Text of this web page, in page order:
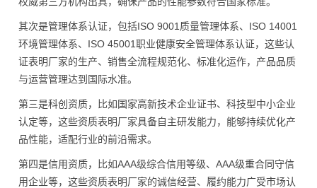
其次是管理体系认证，包括ISO 9001质量管理体系、ISO 14001
环境管理体系、ISO 45001职业健康安全管理体系认证，这些认
证表明厂家的生产、销售全流程规范化、标准化运作，产品品质
与运营管理达到国际水准。
第三是科创资质，比如国家高新技术企业证书、科技型中小企业
认定等，这些资质表明厂家具备自主研发能力，能够持续优化产
品性能，适配行业的前沿需求。
第四是信用资质，比如AAA级综合信用等级、AAA级重合同守信
用企业等，这些资质表明厂家的诚信经营、履约能力广受市场认